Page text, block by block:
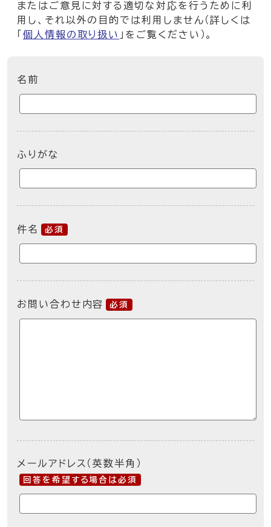
またはご意見に対する適切な対応を行うために利
用し、それ以外の目的では利用しません（詳しくは
個人情報の取り扱い 」をご覧ください）。
名前
ふりがな
件名 必須
お問い合わせ内容 必須
メールアドレス（英数半角）
回答を希望する場合は必須